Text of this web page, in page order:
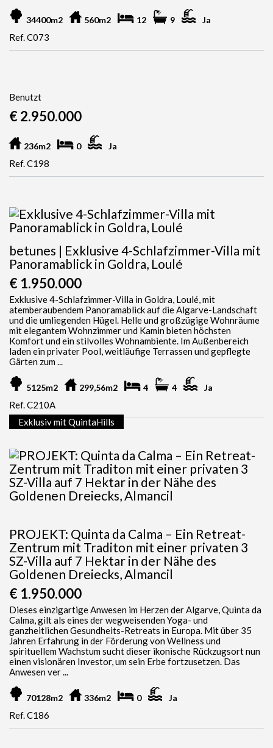
34400m2 560m2 12 9 Ja
Ref. C073
Benutzt
€ 2.950.000
236m2 0 Ja
Ref. C198
betunes | Exklusive 4-Schlafzimmer-Villa mit
Panoramablick in Goldra, Loulé
€ 1.950.000
Exklusive 4-Schlafzimmer-Villa in Goldra, Loulé, mit
atemberaubendem Panoramablick auf die Algarve-Landschaft
und die umliegenden Hügel. Helle und großzügige Wohnräume
mit elegantem Wohnzimmer und Kamin bieten höchsten
Komfort und ein stilvolles Wohnambiente. Im Außenbereich
laden ein privater Pool, weitläufige Terrassen und gepflegte
Gärten zum ...
5125m2 299,56m2 4 4 Ja
Ref. C210A
Exklusiv mit QuintaHills
PROJEKT: Quinta da Calma – Ein Retreat-
Zentrum mit Traditon mit einer privaten 3
SZ-Villa auf 7 Hektar in der Nähe des
Goldenen Dreiecks, Almancil
€ 1.950.000
Dieses einzigartige Anwesen im Herzen der Algarve, Quinta da
Calma, gilt als eines der wegweisenden Yoga- und
ganzheitlichen Gesundheits-Retreats in Europa. Mit über 35
Jahren Erfahrung in der Förderung von Wellness und
spirituellem Wachstum sucht dieser ikonische Rückzugsort nun
einen visionären Investor, um sein Erbe fortzusetzen. Das
Anwesen ver ...
70128m2 336m2 0 Ja
Ref. C186